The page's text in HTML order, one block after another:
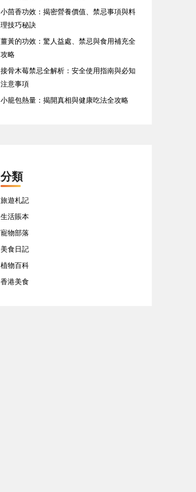
小茴香功效：揭密營養價值、禁忌事項與料
理技巧秘訣
薑黃的功效：驚人益處、禁忌與食用補充全
攻略
接骨木莓禁忌全解析：安全使用指南與必知
注意事項
小籠包熱量：揭開真相與健康吃法全攻略
分類
旅遊札記
生活賬本
寵物部落
美食日記
植物百科
香港美食